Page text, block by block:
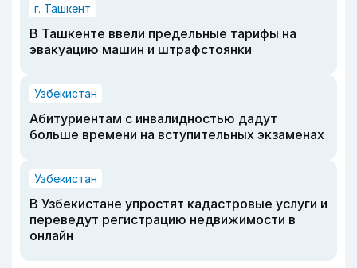
г. Ташкент
В Ташкенте ввели предельные тарифы на
эвакуацию машин и штрафстоянки
Узбекистан
Абитуриентам с инвалидностью дадут
больше времени на вступительных экзаменах
Узбекистан
В Узбекистане упростят кадастровые услуги и
переведут регистрацию недвижимости в
онлайн